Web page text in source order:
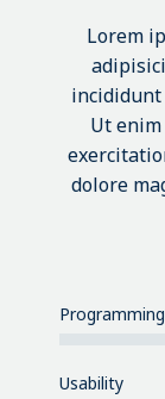
Lorem
incididunt
Ut
dolore
Programming
Usability